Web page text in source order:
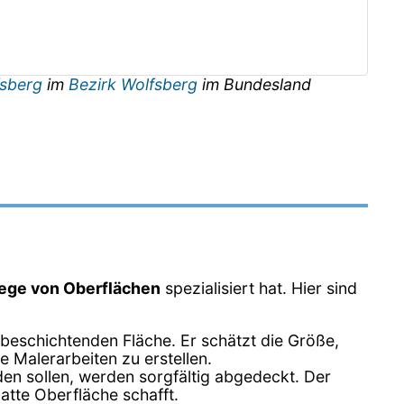
im Bezirk Wolfsberg im Bundesland
von Oberflächen spezialisiert hat. Hier sind
Fläche. Er schätzt die Größe,
Malerarbeiten zu erstellen.
sollen, werden sorgfältig abgedeckt. Der
Oberfläche schafft.